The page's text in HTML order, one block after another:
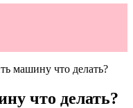
машину что делать?
что делать?